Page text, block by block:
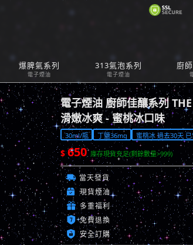
購
爆脾氣系列
電子煙油
313氣泡系列
電子煙油
廚
電子煙油 廚師佳釀系列
滑嫩冰爽 - 蜜桃冰口味
30ml/瓶 丁鹽36mg 蜜桃冰 過去30天
$650 庫存現貨充足(剩餘數量>999)
 當天發貨
 現貨煙油
 多重福利
 免費退換
 安全訂購